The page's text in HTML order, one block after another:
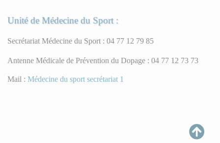
Unité de Médecine du Sport :
Secrétariat Médecine du Sport : 04 77 12 79 85
Antenne Médicale de Prévention du Dopage : 04 77 12 73 73
Mail : Médecine du sport secrétariat 1